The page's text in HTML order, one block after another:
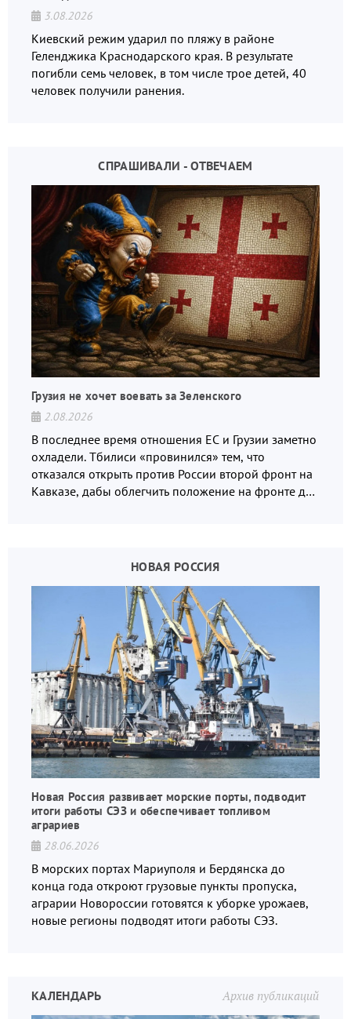
3.08.2026
Киевский режим ударил по пляжу в районе
Геленджика Краснодарского края. В результате
погибли семь человек, в том числе трое детей, 40
человек получили ранения.
СПРАШИВАЛИ - ОТВЕЧАЕМ
Грузия не хочет воевать за Зеленского
2.08.2026
В последнее время отношения ЕС и Грузии заметно
охладели. Тбилиси «провинился» тем, что
отказался открыть против России второй фронт на
Кавказе, дабы облегчить положение на фронте для
НОВАЯ РОССИЯ
Новая Россия развивает морские порты, подводит
итоги работы СЭЗ и обеспечивает топливом
аграриев
28.06.2026
В морских портах Мариуполя и Бердянска до
конца года откроют грузовые пункты пропуска,
аграрии Новороссии готовятся к уборке урожаев,
новые регионы подводят итоги работы СЭЗ.
Архив публикаций
КАЛЕНДАРЬ